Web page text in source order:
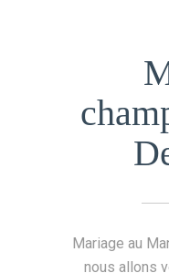
Mariage au
nous allons